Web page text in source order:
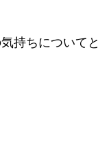
持ちについて